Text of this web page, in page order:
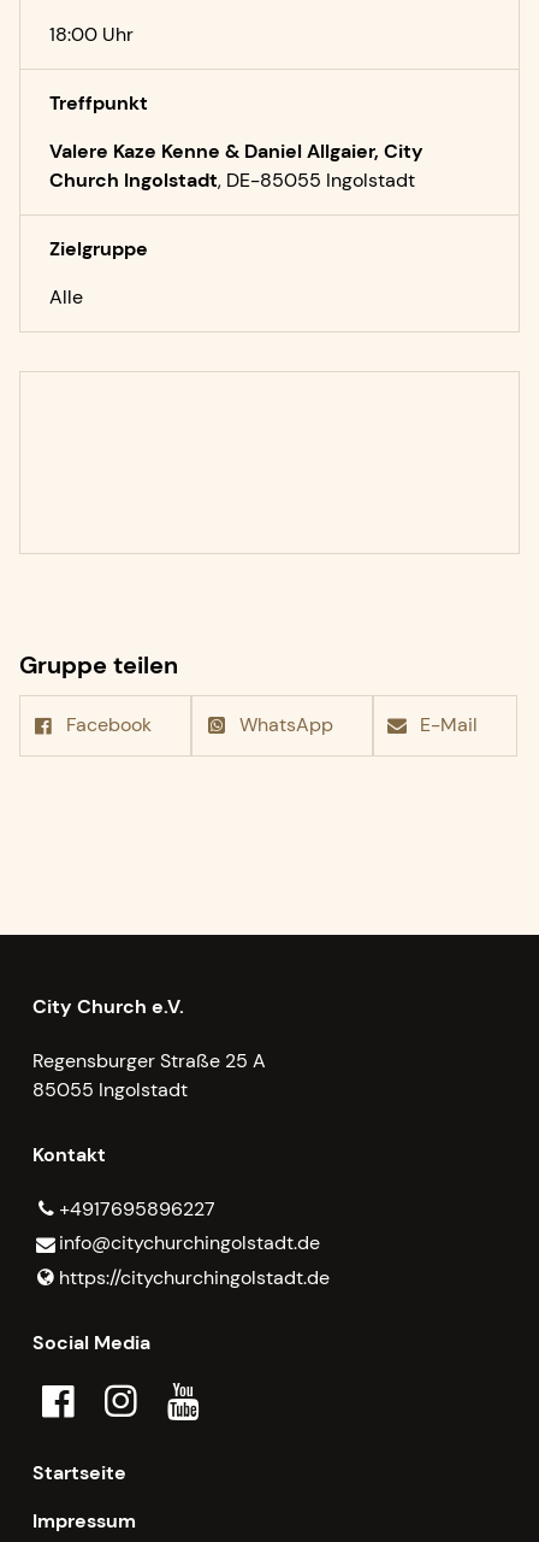
18:00 Uhr
Treffpunkt
Valere Kaze Kenne & Daniel Allgaier, City
Church Ingolstadt, DE-85055 Ingolstadt
Zielgruppe
Alle
Gruppe teilen
Facebook WhatsApp E-Mail
City Church e.V.
Regensburger Straße 25 A
85055 Ingolstadt
Kontakt
+4917695896227
info@​citychurchingolstadt.​de
https://citychurchingolstadt.​de
Social Media
Startseite
Impressum